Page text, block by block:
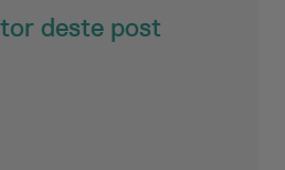
deste post